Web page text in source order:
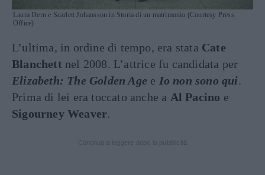
Laura Dern e Scarlett Johansson in Storia di un matrimonio (Courtesy Press
Office)
L’ultima, in ordine di tempo, era stata Cate
Blanchett nel 2008. L’attrice fu candidata per
Elizabeth: The Golden Age e Io non sono qui.
Prima di lei era toccato anche a Al Pacino e
Sigourney Weaver.